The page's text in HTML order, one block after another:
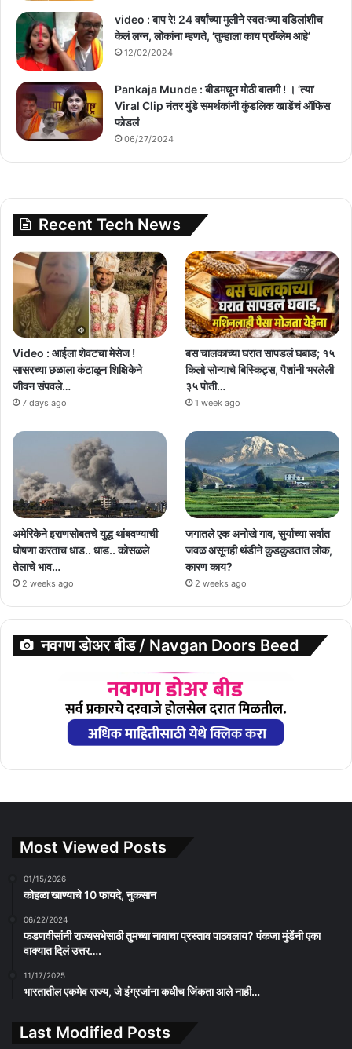
video : बाप रे! 24 वर्षांच्या मुलीने स्वतःच्या वडिलांशीच
केलं लग्न, लोकांना म्हणते, ‘तुम्हाला काय प्राॅब्लेम आहे’
12/02/2024
Pankaja Munde : बीडमधून मोठी बातमी ! । ‘त्या’
Viral Clip नंतर मुंडे समर्थकांनी कुंडलिक खाडेंचं ऑफिस
फोडलं
06/27/2024
Recent Tech News
Video : आईला शेवटचा मेसेज !
सासरच्या छळाला कंटाळून शिक्षिकेने
जीवन संपवले…
7 days ago
बस चालकाच्या घरात सापडलं घबाड; १५
किलो सोन्याचे बिस्किट्स, पैशांनी भरलेली
३५ पोती…
1 week ago
अमेरिकेने इराणसोबतचे युद्ध थांबवण्याची
घोषणा करताच धाड.. धाड.. कोसळले
तेलाचे भाव…
2 weeks ago
जगातले एक अनोखे गाव, सुर्याच्या सर्वात
जवळ असूनही थंडीने कुडकुडतात लोक,
कारण काय?
2 weeks ago
नवगण डोअर बीड / Navgan Doors Beed
Most Viewed Posts
01/15/2026
कोहळा खाण्याचे 10 फायदे, नुकसान
06/22/2024
फडणवीसांनी राज्यसभेसाठी तुमच्या नावाचा प्रस्ताव पाठवलाय? पंकजा मुंडेंनी एका
वाक्यात दिलं उत्तर….
11/17/2025
भारतातील एकमेव राज्य, जे इंग्रजांना कधीच जिंकता आले नाही…
Last Modified Posts